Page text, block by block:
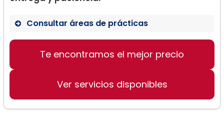
Consultar áreas de prácticas
Derecho de inmigración
Peticiones familiares
Te encontramos el mejor precio
Ver servicios disponibles